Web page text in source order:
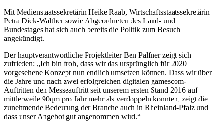
Mit Medienstaatssekretärin Heike Raab, Wirtschaftsstaatssekretärin
Petra Dick-Walther sowie Abgeordneten des Land- und
Bundestages hat sich auch bereits die Politik zum Besuch
angekündigt.
Der hauptverantwortliche Projektleiter Ben Palfner zeigt sich
zufrieden: „Ich bin froh, dass wir das ursprünglich für 2020
vorgesehene Konzept nun endlich umsetzen können. Dass wir über
die Jahre und nach zwei erfolgreichen digitalen gamescom-
Auftritten den Messeauftritt seit unserem ersten Stand 2016 auf
mittlerweile 90qm pro Jahr mehr als verdoppeln konnten, zeigt die
zunehmende Bedeutung der Branche auch in Rheinland-Pfalz und
dass unser Angebot gut angenommen wird.“